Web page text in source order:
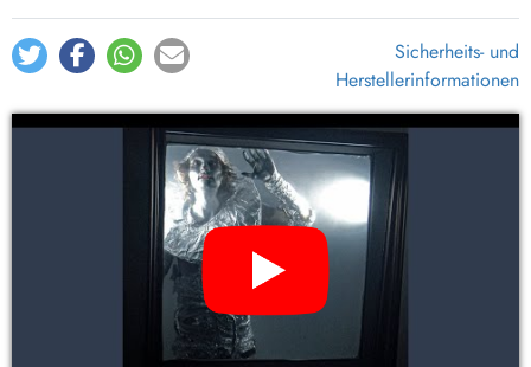
Sicherheits- und
Herstellerinformationen